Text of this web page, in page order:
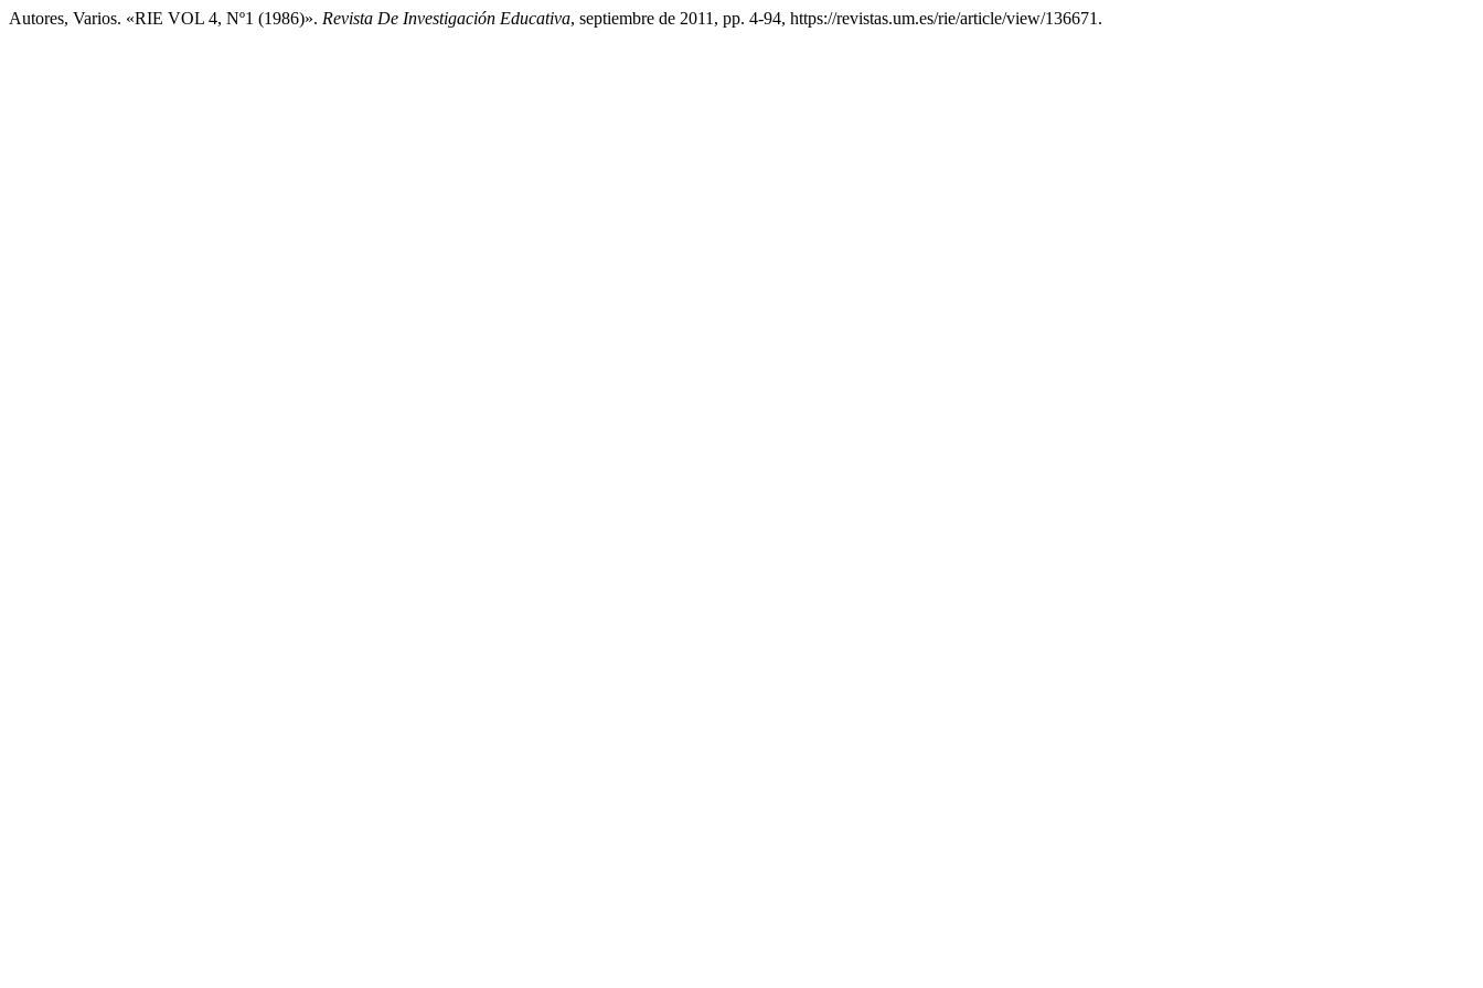
Autores, Varios. «RIE VOL 4, Nº1 (1986)». Revista De Investigación Educativa, septiembre de 2011, pp. 4-94, https://revistas.um.es/rie/article/view/136671.